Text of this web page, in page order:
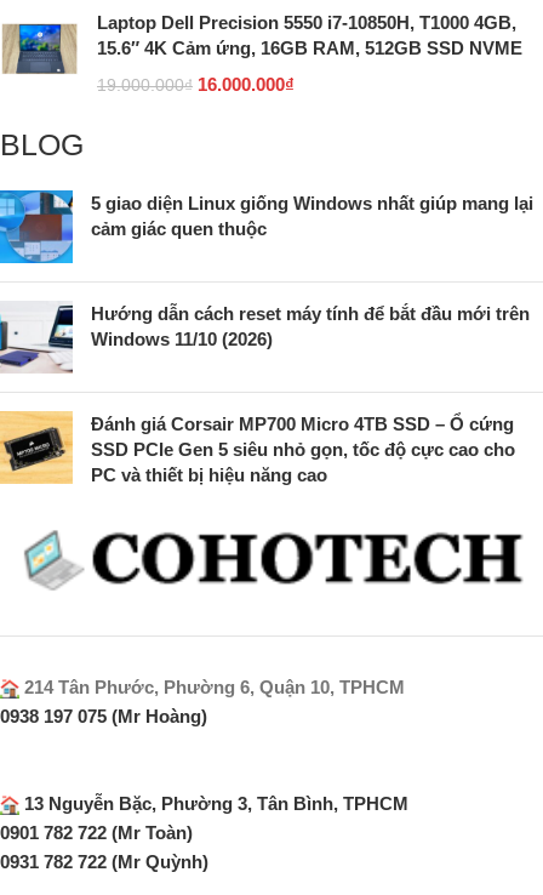
Laptop Dell Precision 5550 i7-10850H, T1000 4GB,
15.6″ 4K Cảm ứng, 16GB RAM, 512GB SSD NVME
19.000.000₫ 16.000.000₫
BLOG
5 giao diện Linux giống Windows nhất giúp mang lại
cảm giác quen thuộc
Hướng dẫn cách reset máy tính để bắt đầu mới trên
Windows 11/10 (2026)
Đánh giá Corsair MP700 Micro 4TB SSD – Ổ cứng
SSD PCIe Gen 5 siêu nhỏ gọn, tốc độ cực cao cho
PC và thiết bị hiệu năng cao
214 Tân Phước, Phường 6, Quận 10, TPHCM
0938 197 075 (Mr Hoàng)
13 Nguyễn Bặc, Phường 3, Tân Bình, TPHCM
0901 782 722 (Mr Toàn)
0931 782 722 (Mr Quỳnh)